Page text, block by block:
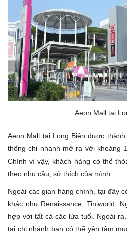
Aeon Mall tại
Aeon Mall tại Long Biên được
thống chi nhánh mở ra với khoảng
Chính vì vậy, khách hàng có thể
theo nhu cầu, sở thích của mình.
Ngoài các gian hàng chính, tại đây
khác như Renaissance, Tiniworld,
hợp với tất cả các lứa tuổi. Ngoài
tại chi nhánh bạn có thể yên tâm